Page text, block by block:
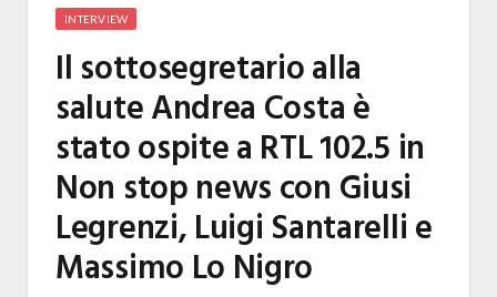
INTERVIEW
Il sottosegretario alla
salute Andrea Costa è
stato ospite a RTL 102.5 in
Non stop news con Giusi
Legrenzi, Luigi Santarelli e
Massimo Lo Nigro